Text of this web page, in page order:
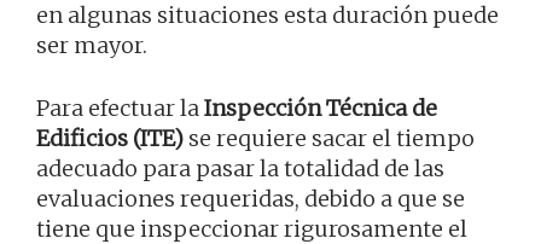
en algunas situaciones esta duración puede
ser mayor.
Para efectuar laInspección Técnica de
Edificios (ITE) se requiere sacar el tiempo
adecuado para pasar la totalidad de las
evaluaciones requeridas, debido a que se
tiene que inspeccionar rigurosamente el